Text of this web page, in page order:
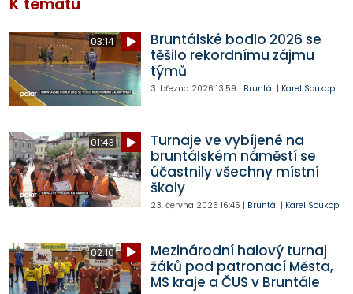
K tématu
03:14
Bruntálské bodlo 2026 se
těšilo rekordnímu zájmu
týmů
3. března 2026 13:59 | Bruntál | Karel Soukop
01:43
Turnaje ve vybíjené na
bruntálském náměstí se
účastnily všechny místní
školy
23. června 2026 16:45 | Bruntál | Karel Soukop
02:10
Mezinárodní halový turnaj
žáků pod patronací Města,
MS kraje a ČUS v Bruntále